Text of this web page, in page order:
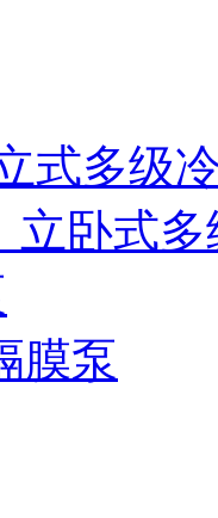
式多级
立卧式
膜泵